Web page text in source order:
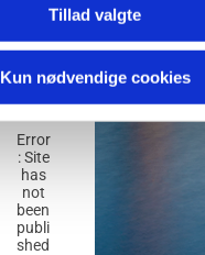
Tillad valgte
Kun nødvendige cookies
blis
he
d.
Error
: Site
has
not
been
publi
shed